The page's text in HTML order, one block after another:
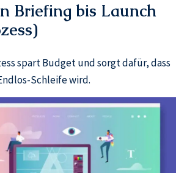
Briefing bis Launch
spart Budget und sorgt dafür, dass
Schleife wird.